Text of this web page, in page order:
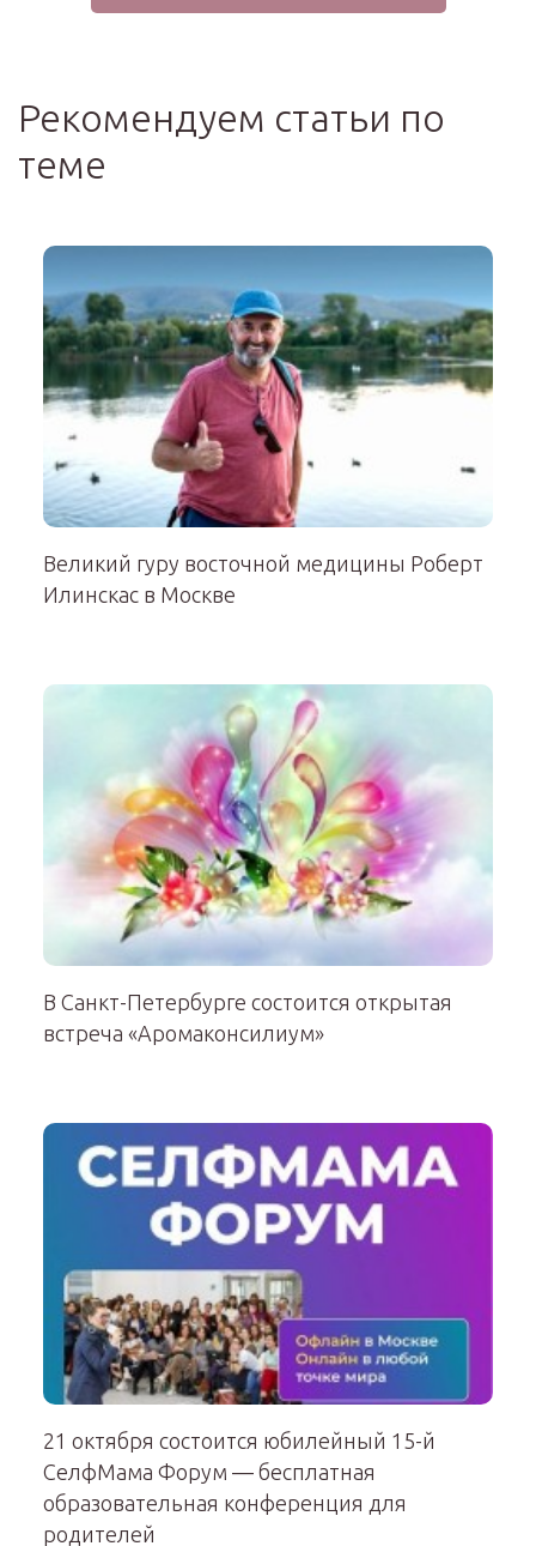
Рекомендуем статьи по
теме
Великий гуру восточной медицины Роберт
Илинскас в Москве
В Санкт-Петербурге состоится открытая
встреча «Аромаконсилиум»
21 октября состоится юбилейный 15-й
СелфМама Форум — бесплатная
образовательная конференция для
родителей